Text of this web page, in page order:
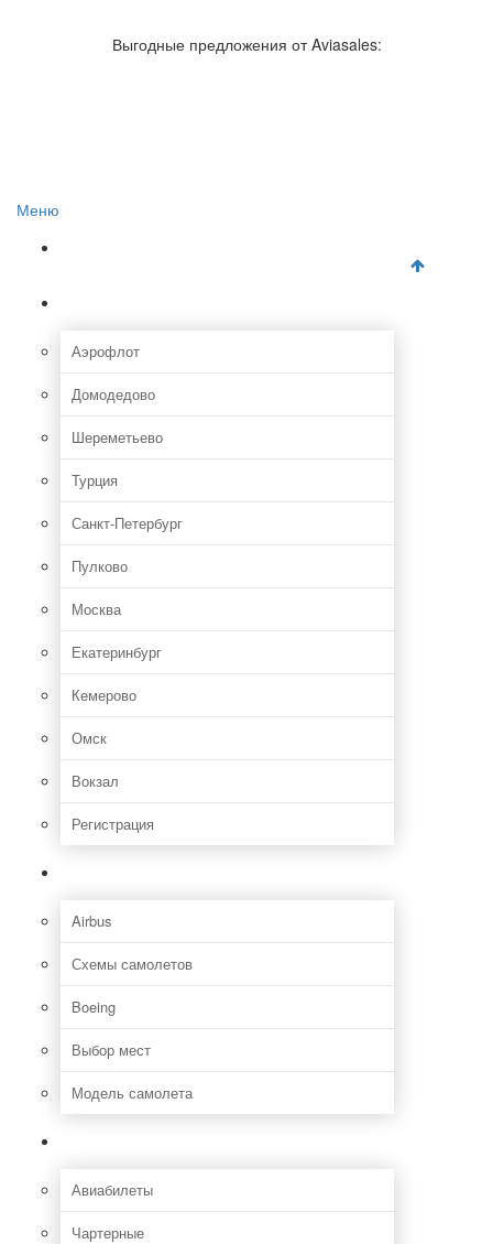
Отзывы об авиакомпаниях
Отзывы об аэропортах
Выгодные предложения от Aviasales:
Меню
Аэрофлот
Домодедово
Шереметьево
Турция
Санкт-Петербург
Пулково
Москва
Екатеринбург
Кемерово
Омск
Вокзал
Регистрация
Airbus
Схемы самолетов
Boeing
Выбор мест
Модель самолета
Авиабилеты
Чартерные